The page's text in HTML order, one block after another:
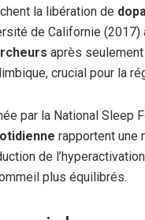
la libération de
de Californie
après
crucial pour la
par la National Sleep
rapportent une
de
plus équilibrés.